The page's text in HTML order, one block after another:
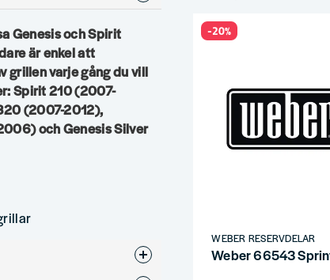
Genesis och Spirit
är enkel att
grillen varje gång du vill
Spirit 210 (2007-
(2007-2012),
och Genesis Silver
WEBER RESERVDELAR
Weber 66543
-20%